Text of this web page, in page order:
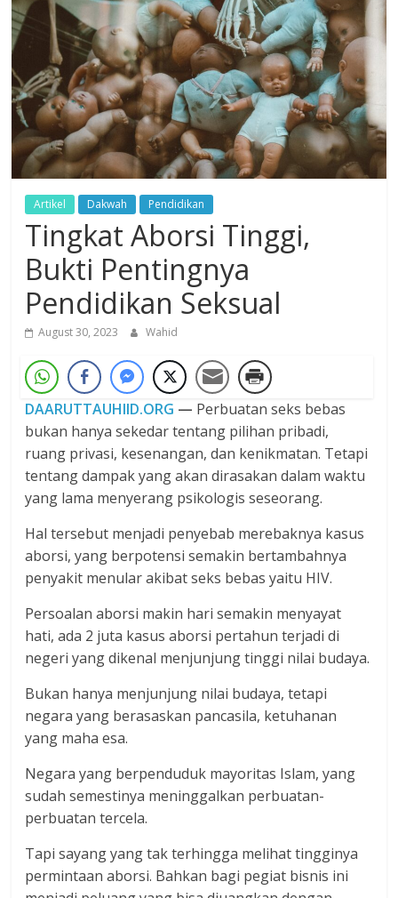
Dzikir,
Fikir,
Ikhtiar
Artikel Dakwah Pendidikan
Tingkat Aborsi Tinggi,
Bukti Pentingnya
Pendidikan Seksual
August 30, 2023 Wahid
DAARUTTAUHIID.ORG — Perbuatan seks bebas
bukan hanya sekedar tentang pilihan pribadi,
ruang privasi, kesenangan, dan kenikmatan. Tetapi
tentang dampak yang akan dirasakan dalam waktu
yang lama menyerang psikologis seseorang.
Hal tersebut menjadi penyebab merebaknya kasus
aborsi, yang berpotensi semakin bertambahnya
penyakit menular akibat seks bebas yaitu HIV.
Persoalan aborsi makin hari semakin menyayat
hati, ada 2 juta kasus aborsi pertahun terjadi di
negeri yang dikenal menjunjung tinggi nilai budaya.
Bukan hanya menjunjung nilai budaya, tetapi
negara yang berasaskan pancasila, ketuhanan
yang maha esa.
Negara yang berpenduduk mayoritas Islam, yang
sudah semestinya meninggalkan perbuatan-
perbuatan tercela.
Tapi sayang yang tak terhingga melihat tingginya
permintaan aborsi. Bahkan bagi pegiat bisnis ini